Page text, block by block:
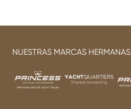
NUESTRAS MARCAS HERMANAS